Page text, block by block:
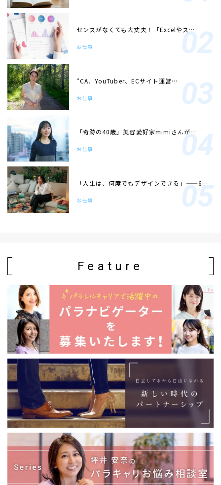
センスがなくても大丈夫！「Excelやス…
お仕事
“CA、YouTuber、ECサイト運営…
お仕事
「奇跡の40歳」美容愛好家mimiさんが…
お仕事
「人生は、何度でもデザインできる」——6…
お仕事
Feature